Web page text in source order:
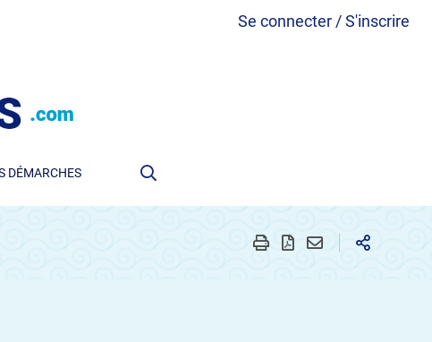
Se connecter / S'inscrire
DÉMARCHES